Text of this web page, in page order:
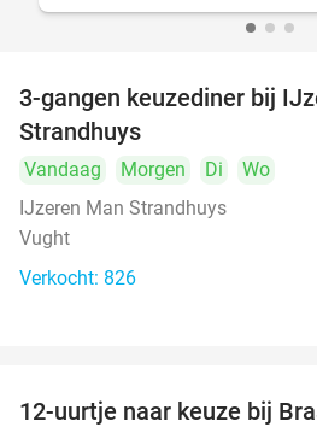
3-gangen keuzediner bij
Strandhuys
Vandaag Morgen Di
Wo
IJzeren Man Strandhuys
Vught
Verkocht: 826
12-uurtje naar keuze bij